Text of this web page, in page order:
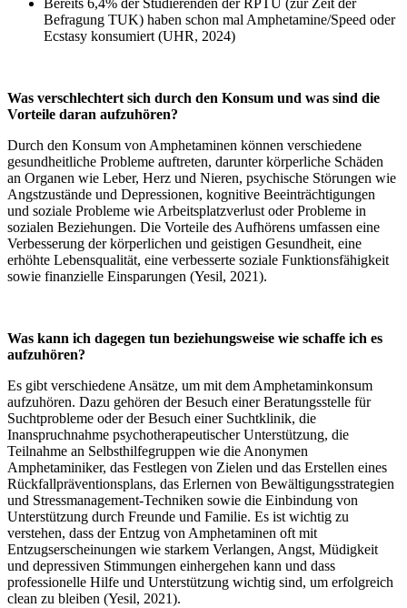
Bereits 6,4% der Studierenden der RPTU (zur Zeit der
Befragung TUK) haben schon mal Amphetamine/Speed oder
Ecstasy konsumiert (UHR, 2024)
Was verschlechtert sich durch den Konsum und was sind die
Vorteile daran aufzuhören?
Durch den Konsum von Amphetaminen können verschiedene
gesundheitliche Probleme auftreten, darunter körperliche Schäden
an Organen wie Leber, Herz und Nieren, psychische Störungen wie
Angstzustände und Depressionen, kognitive Beeinträchtigungen
und soziale Probleme wie Arbeitsplatzverlust oder Probleme in
sozialen Beziehungen. Die Vorteile des Aufhörens umfassen eine
Verbesserung der körperlichen und geistigen Gesundheit, eine
erhöhte Lebensqualität, eine verbesserte soziale Funktionsfähigkeit
sowie finanzielle Einsparungen (Yesil, 2021).
Was kann ich dagegen tun beziehungsweise wie schaffe ich es
aufzuhören?
Es gibt verschiedene Ansätze, um mit dem Amphetaminkonsum
aufzuhören. Dazu gehören der Besuch einer Beratungsstelle für
Suchtprobleme oder der Besuch einer Suchtklinik, die
Inanspruchnahme psychotherapeutischer Unterstützung, die
Teilnahme an Selbsthilfegruppen wie die Anonymen
Amphetaminiker, das Festlegen von Zielen und das Erstellen eines
Rückfallpräventionsplans, das Erlernen von Bewältigungsstrategien
und Stressmanagement-Techniken sowie die Einbindung von
Unterstützung durch Freunde und Familie. Es ist wichtig zu
verstehen, dass der Entzug von Amphetaminen oft mit
Entzugserscheinungen wie starkem Verlangen, Angst, Müdigkeit
und depressiven Stimmungen einhergehen kann und dass
professionelle Hilfe und Unterstützung wichtig sind, um erfolgreich
clean zu bleiben (Yesil, 2021).